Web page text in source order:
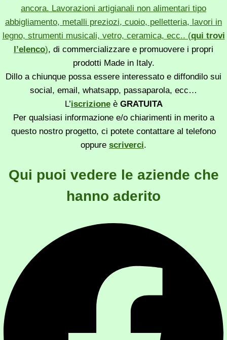
ancora. Lavorazioni artigianali non alimentari tipo
abbigliamento, metalli preziozi, cuoio, pelletteria, lavori in
legno, strumenti musicali, vetro, ceramica, ecc.. (qui trovi
l’elenco), di commercializzare e promuovere i propri
prodotti Made in Italy.
Dillo a chiunque possa essere interessato e diffondilo sui
social, email, whatsapp, passaparola, ecc…
L’iscrizioneè GRATUITA
Per qualsiasi informazione e/o chiarimenti in merito a
questo nostro progetto, ci potete contattare al telefono
oppure scriverci.
Qui puoi vedere le aziende che
hanno aderito